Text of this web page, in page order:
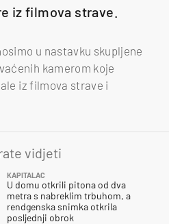
iz filmova strave.
u nastavku skupljene
kamerom koje
iz filmova strave i
vidjeti
KAPITALAC
U domu otkrili pitona od dva
metra s nabreklim trbuhom, a
rendgenska snimka otkrila
posljednji obrok